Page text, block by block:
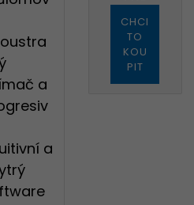
a
a
CHCI
TO
KOU
PIT